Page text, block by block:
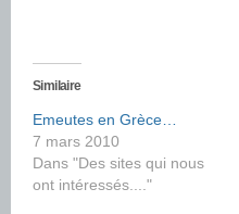
Similaire
Emeutes en Grèce…
7 mars 2010
Dans "Des sites qui nous
ont intéressés...."